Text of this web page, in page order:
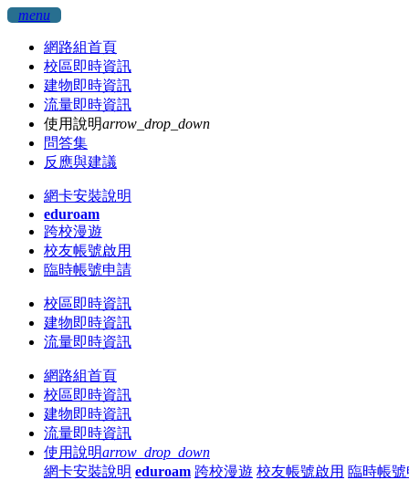
menu
網路組首頁
校區即時資訊
建物即時資訊
流量即時資訊
使用說明arrow_drop_down
問答集
反應與建議
網卡安裝說明
eduroam
跨校漫遊
校友帳號啟用
臨時帳號申請
校區即時資訊
建物即時資訊
流量即時資訊
網路組首頁
校區即時資訊
建物即時資訊
流量即時資訊
使用說明arrow_drop_down
網卡安裝說明 eduroam 跨校漫遊 校友帳號啟用 臨時帳